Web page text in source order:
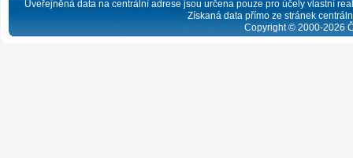
Uveřejněná data na centrální adrese jsou určena pouze pro účely vlastní
Získaná data přímo ze stránek
Copyright © 2000-2026